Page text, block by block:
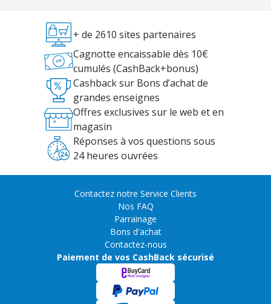
+ de 2610 sites partenaires
Cagnotte encaissable dès 10€
cumulés (CashBack+bonus)
Cashback sur Bons d’achat de
grandes enseignes
Offres exclusives sur le web et en
magasin
Réponses à vos questions sous
24 heures ouvrées
Contactez notre Service Clients
Nos FAQ
Parrainage
Bons d'achat
Contactez-nous
Paiement de vos CashBack sécurisé